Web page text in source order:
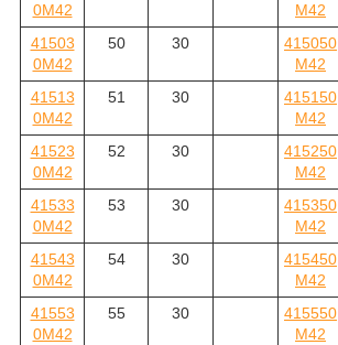
0M42
M42
41503
0M42
50 30
415050
M42
41513
0M42
51 30
415150
M42
41523
0M42
52 30
415250
M42
41533
0M42
53 30
415350
M42
41543
0M42
54 30
415450
M42
41553
0M42
55 30
415550
M42